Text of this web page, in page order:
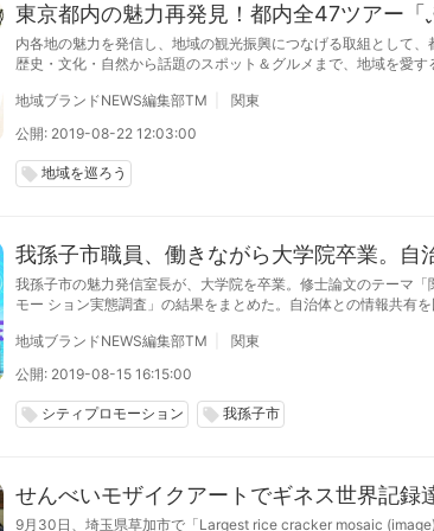
東京都内の魅力再発見！都内全47ツアー「
内各地の魅力を発信し、地域の観光振興につなげる取組として
歴史・文化・自然から話題のスポット＆グルメまで、地域を愛
地域ブランドNEWS編集部TM
関東
公開: 2019-08-22 12:03:00
local_offer 地域を巡ろう
我孫子市職員、働きながら大学院卒業。
我孫子市の魅力発信室長が、大学院を卒業。修士論文のテーマ
モー ション実態調査」の結果をまとめた。自治体との情報共有
地域ブランドNEWS編集部TM
関東
公開: 2019-08-15 16:15:00
local_offer シティプロモーション local_offer 我孫子市
せんべいモザイクアートでギネス世界記録
9月30日、埼玉県草加市で「Largest rice cracker mosaic